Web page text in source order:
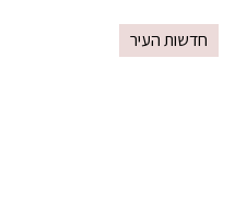
חדשות העיר